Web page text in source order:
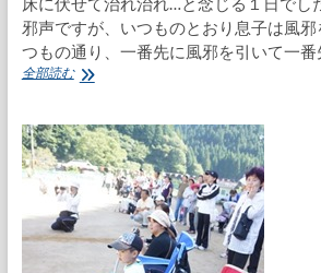
邪声ですが、いつものとおり息子は風
つもの通り、一番先に風邪を引いて一
全部読むゆ
ャ
ラ
グ
ラ
ン
プ